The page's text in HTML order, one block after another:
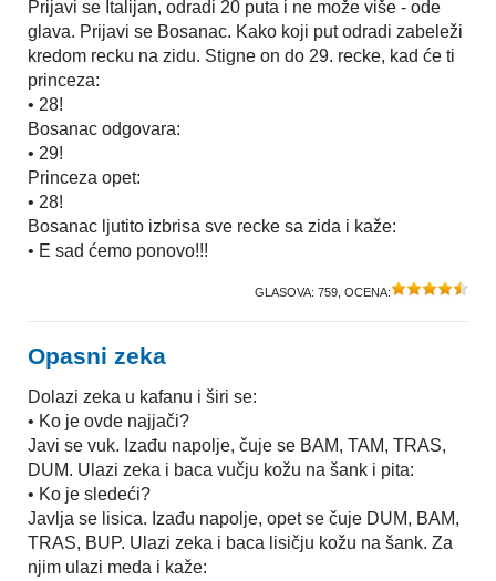
Prijavi se Italijan, odradi 20 puta i ne može više - ode
glava. Prijavi se Bosanac. Kako koji put odradi zabeleži
kredom recku na zidu. Stigne on do 29. recke, kad će ti
princeza:
• 28!
Bosanac odgovara:
• 29!
Princeza opet:
• 28!
Bosanac ljutito izbrisa sve recke sa zida i kaže:
• E sad ćemo ponovo!!!
GLASOVA: 759 , OCENA:
Opasni zeka
Dolazi zeka u kafanu i širi se:
• Ko je ovde najjači?
Javi se vuk. Izađu napolje, čuje se BAM, TAM, TRAS,
DUM. Ulazi zeka i baca vučju kožu na šank i pita:
• Ko je sledeći?
Javlja se lisica. Izađu napolje, opet se čuje DUM, BAM,
TRAS, BUP. Ulazi zeka i baca lisičju kožu na šank. Za
njim ulazi meda i kaže: